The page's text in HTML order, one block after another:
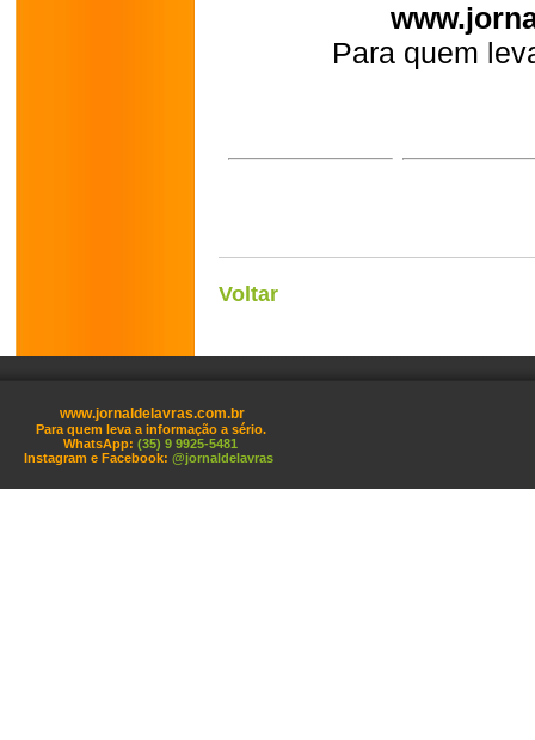
Para quem
Voltar
www.jornaldelavras.com.br
Para quem leva a informação a sério.
WhatsApp: (35) 9 9925-5481
Instagram e Facebook: @jornaldelavras